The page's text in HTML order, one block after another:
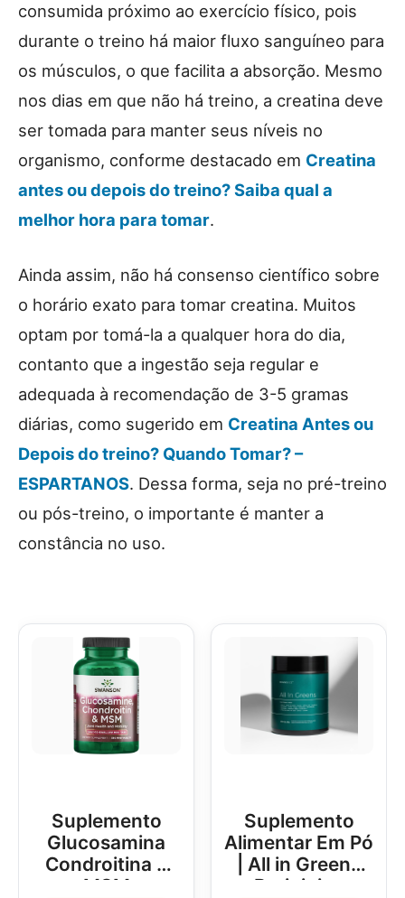
consumida próximo ao exercício físico, pois
durante o treino há maior fluxo sanguíneo para
os músculos, o que facilita a absorção. Mesmo
nos dias em que não há treino, a creatina deve
ser tomada para manter seus níveis no
organismo, conforme destacado em Creatina
antes ou depois do treino? Saiba qual a
melhor hora para tomar.
Ainda assim, não há consenso científico sobre
o horário exato para tomar creatina. Muitos
optam por tomá-la a qualquer hora do dia,
contanto que a ingestão seja regular e
adequada à recomendação de 3-5 gramas
diárias, como sugerido em Creatina Antes ou
Depois do treino? Quando Tomar? –
ESPARTANOS. Dessa forma, seja no pré-treino
ou pós-treino, o importante é manter a
constância no uso.
Suplemento
Glucosamina
Condroitina e
MSM
Suplemento
Alimentar Em Pó
| All in Greens
Brainjuice